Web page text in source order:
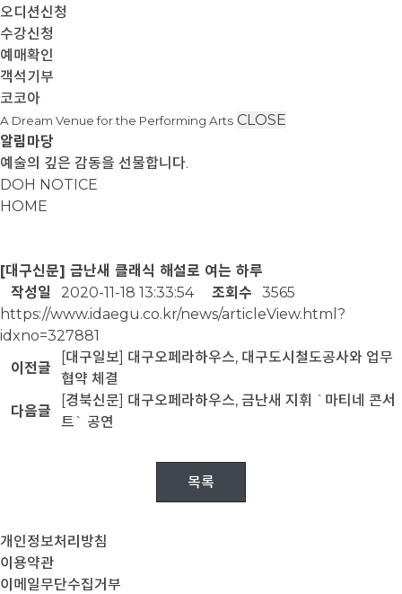
오디션신청
수강신청
예매확인
객석기부
코코아
A Dream Venue for the Performing Arts CLOSE
알림마당
예술의 깊은 감동을 선물합니다.
DOH NOTICE
HOME
[대구신문] 금난새 클래식 해설로 여는 하루
작성일
2020-11-18 13:33:54 조회수
3565
https://www.idaegu.co.kr/news/articleView.html?
idxno=327881
이전글
[대구일보] 대구오페라하우스, 대구도시철도공사와 업무
협약 체결
다음글
[경북신문] 대구오페라하우스, 금난새 지휘 `마티네 콘서
트` 공연
목록
개인정보처리방침
이용약관
이메일무단수집거부